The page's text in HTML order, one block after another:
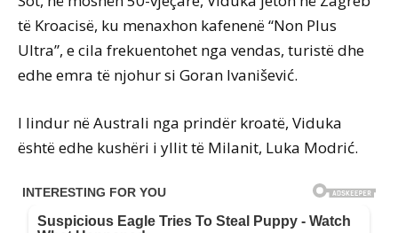
të Kroacisë, ku menaxhon kafenenë “Non Plus
Ultra”, e cila frekuentohet nga vendas, turistë dhe
edhe emra të njohur si Goran Ivanišević.
I lindur në Australi nga prindër kroatë, Viduka
është edhe kushëri i yllit të Milanit, Luka Modrić.